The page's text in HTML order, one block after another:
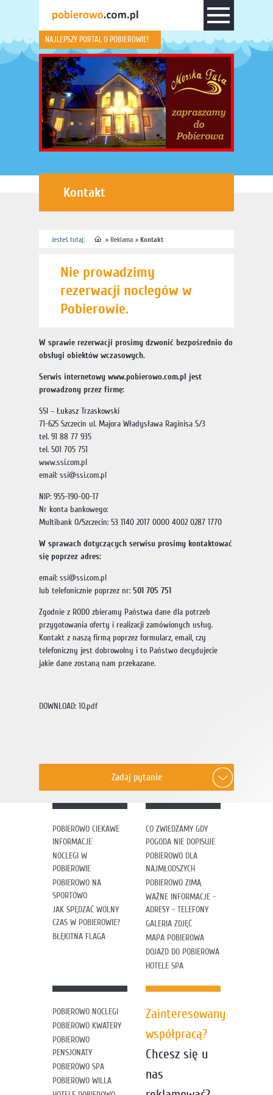
NAJLEPSZY PORTAL O POBIEROWIE!
Kontakt
Jesteś tutaj: » Reklama » Kontakt
Nie prowadzimy
rezerwacji noclegów w
Pobierowie.
W sprawie rezerwacji prosimy dzwonić bezpośrednio do
obsługi obiektów wczasowych.
Serwis internetowy www.pobierowo.com.pl jest
prowadzony przez firmę:
SSI – Łukasz Trzaskowski
71-625 Szczecin ul. Majora Władysława Raginisa 5/3
tel. 91 88 77 935
tel. 501 705 751
www.ssi.com.pl
email: ssi@ssi.com.pl
NIP: 955-190-00-17
Nr konta bankowego:
Multibank O/Szczecin: 53 1140 2017 0000 4002 0287 1770
W sprawach dotyczących serwisu prosimy kontaktować
się poprzez adres:
email: ssi@ssi.com.pl
lub telefonicznie poprzez nr: 501 705 751
Zgodnie z RODO zbieramy Państwa dane dla potrzeb
przygotowania oferty i realizacji zamówionych usług.
Kontakt z naszą firmą poprzez formularz, email, czy
telefoniczny jest dobrowolny i to Państwo decydujecie
jakie dane zostaną nam przekazane.
DOWNLOAD: 10.pdf
POBIEROWO CIEKAWE
INFORMACJE
NOCLEGI W
POBIEROWIE
POBIEROWO NA
SPORTOWO
JAK SPĘDZAĆ WOLNY
CZAS W POBIEROWIE?
BŁĘKITNA FLAGA
CO ZWIEDZAMY GDY
POGODA NIE DOPISUJE
POBIEROWO DLA
NAJMŁODSZYCH
POBIEROWO ZIMĄ
WAŻNE INFORMACJE -
ADRESY - TELEFONY
GALERIA ZDJĘĆ
MAPA POBIEROWA
DOJAZD DO POBIEROWA
HOTELE SPA
POBIEROWO NOCLEGI
POBIEROWO KWATERY
POBIEROWO
PENSJONATY
POBIEROWO SPA
POBIEROWO WILLA
Zainteresowany
współpracą?
Chcesz się u
nas